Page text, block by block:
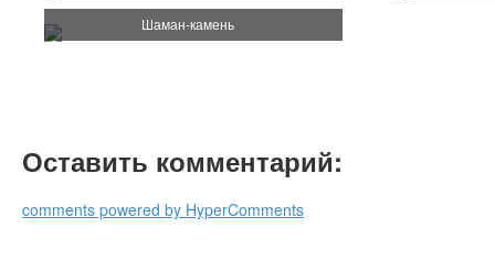
Шаман-камень
Оставить комментарий:
comments powered by HyperComments